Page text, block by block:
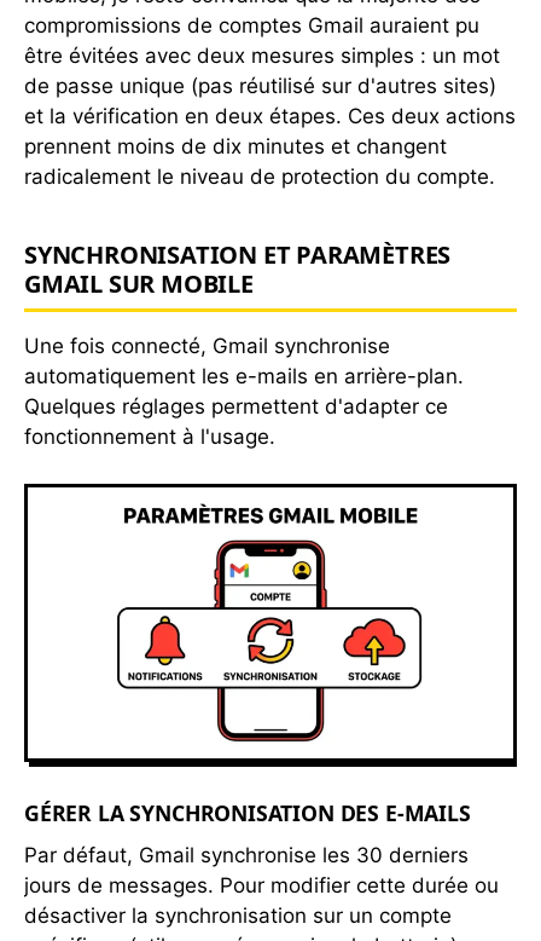
compromissions de comptes Gmail auraient pu
être évitées avec deux mesures simples : un mot
de passe unique (pas réutilisé sur d'autres sites)
et la vérification en deux étapes. Ces deux actions
prennent moins de dix minutes et changent
radicalement le niveau de protection du compte.
SYNCHRONISATION ET PARAMÈTRES
GMAIL SUR MOBILE
Une fois connecté, Gmail synchronise
automatiquement les e-mails en arrière-plan.
Quelques réglages permettent d'adapter ce
fonctionnement à l'usage.
GÉRER LA SYNCHRONISATION DES E-MAILS
Par défaut, Gmail synchronise les 30 derniers
jours de messages. Pour modifier cette durée ou
désactiver la synchronisation sur un compte